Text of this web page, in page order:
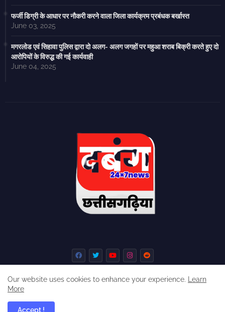
फर्जी डिग्री के आधार पर नौकरी करने वाला जिला कार्यक्रम प्रबंधक बर्खास्त
June 03, 2025
मगरलोड एवं सिहावा पुलिस द्वारा दो अलग- अलग जगहों पर महुआ शराब बिक्री करते हुए दो
आरोपियों के विरुद्ध की गई कार्यवाही
June 04, 2025
Our website uses cookies to enhance your experience.
Learn
More
Accept !